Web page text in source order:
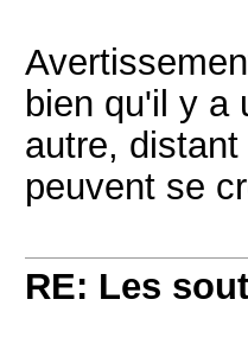
bien qu'il y a
autre,
peuvent se
RE: Les